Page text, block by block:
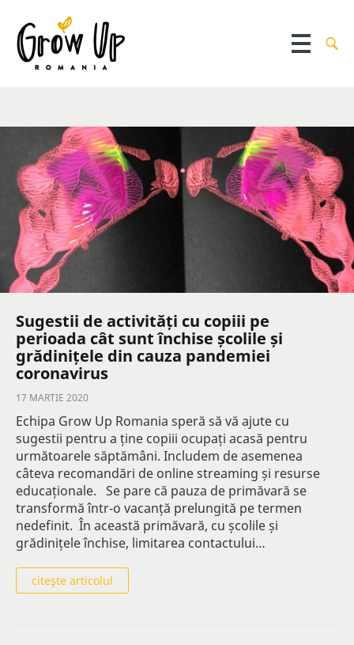
Sugestii de activități cu copiii pe
perioada cât sunt închise școlile și
grădinițele din cauza pandemiei
coronavirus
17 MARTIE 2020
Echipa Grow Up Romania speră să vă ajute cu
sugestii pentru a ține copiii ocupați acasă pentru
următoarele săptămâni. Includem de asemenea
câteva recomandări de online streaming și resurse
educaționale. Se pare că pauza de primăvară se
transformă într-o vacanță prelungită pe termen
nedefinit. În această primăvară, cu școlile și
grădinițele închise, limitarea contactului…
citeşte articolul